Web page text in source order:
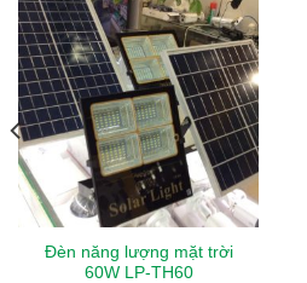
Đèn năng lượng mặt trời
60W LP-TH60